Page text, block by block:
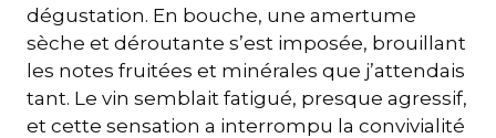
dégustation. En bouche, une amertume
sèche et déroutante s’est imposée, brouillant
les notes fruitées et minérales que j’attendais
tant. Le vin semblait fatigué, presque agressif,
et cette sensation a interrompu la convivialité